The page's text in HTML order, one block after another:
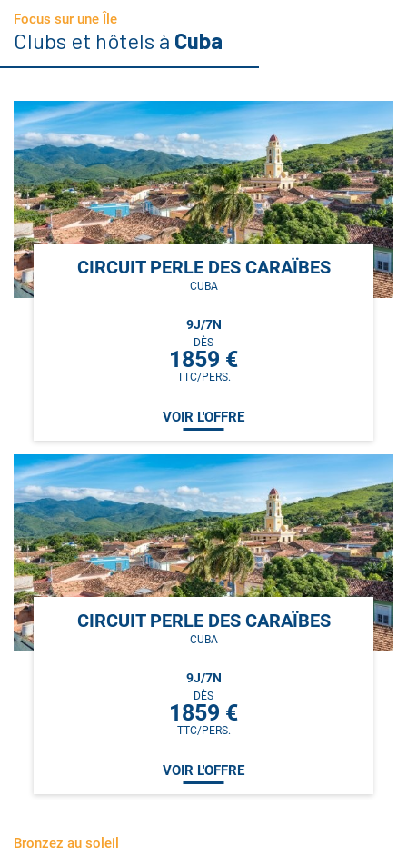
Focus sur une Île
Clubs et hôtels à Cuba
CIRCUIT PERLE DES CARAÏBES
CUBA
9J/7N
DÈS
1859 €
TTC/PERS.
VOIR L'OFFRE
CIRCUIT PERLE DES CARAÏBES
CUBA
9J/7N
DÈS
1859 €
TTC/PERS.
VOIR L'OFFRE
Bronzez au soleil